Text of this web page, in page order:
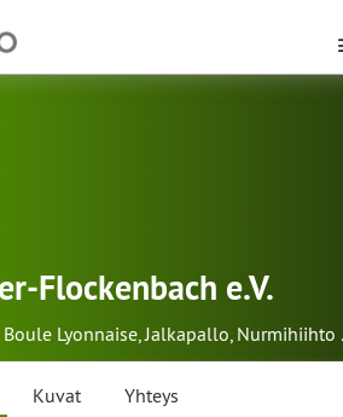
Flockenbach e.V.
Boule Lyonnaise,Jalkapallo, Nurmihiihto
Kuvat Yhteys